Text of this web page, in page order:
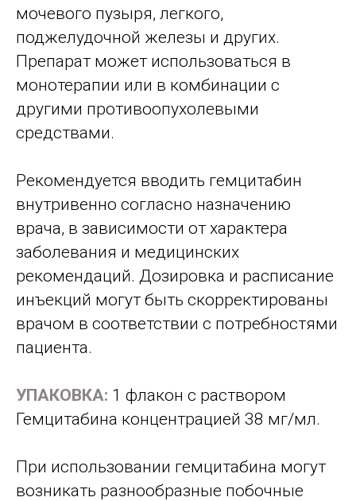
мочевого пузыря, легкого,
поджелудочной железы и других.
Препарат может использоваться в
монотерапии или в комбинации с
другими противоопухолевыми
средствами.
Рекомендуется вводить гемцитабин
внутривенно согласно назначению
врача, в зависимости от характера
заболевания и медицинских
рекомендаций. Дозировка и расписание
инъекций могут быть скорректированы
врачом в соответствии с потребностями
пациента.
УПАКОВКА: 1 флакон с раствором
Гемцитабина концентрацией 38 мг/мл.
При использовании гемцитабина могут
возникать разнообразные побочные